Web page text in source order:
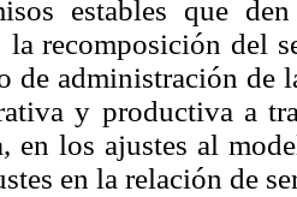
estables que
la recomposición del
de administración de
y productiva a
en los ajustes al
en la relación de